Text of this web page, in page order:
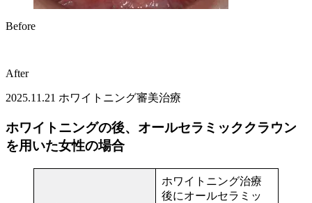
Before
After
2025.11.21 ホワイトニング審美治療
ホワイトニングの後、オールセラミッククラウン
を用いた女性の場合
ホワイトニング治療
後にオールセラミッ